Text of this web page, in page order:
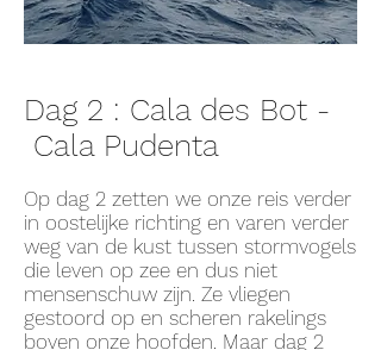
Dag 2 : Cala des Bot -
Cala Pudenta
Op dag 2 zetten we onze reis verder
in oostelijke richting en varen verder
weg van de kust tussen stormvogels
die leven op zee en dus niet
mensenschuw zijn. Ze vliegen
gestoord op en scheren rakelings
boven onze hoofden. Maar dag 2